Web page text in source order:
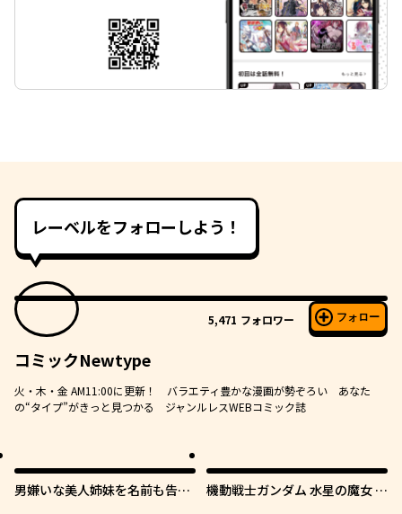
レーベルをフォローしよう！
5,471 フォロワー フォロー
コミックNewtype
火・木・金 AM11:00に更新！ バラエティ豊かな漫画が勢ぞろい あなた
の“タイプ”がきっと見つかる ジャンルレスWEBコミック誌
男嫌いな美人姉妹を名前も告げ
機動戦士ガンダム 水星の魔女 青